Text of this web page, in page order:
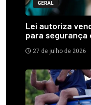
GERAL
Lei autoriza
para segurança
27 de julho de 2026